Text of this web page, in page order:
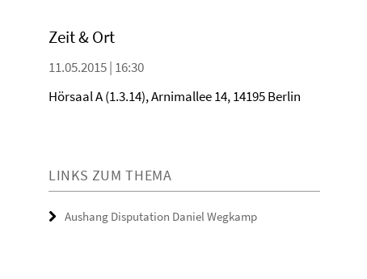
Zeit & Ort
11.05.2015 | 16:30
Hörsaal A (1.3.14), Arnimallee 14, 14195 Berlin
LINKS ZUM THEMA
Aushang Disputation Daniel Wegkamp